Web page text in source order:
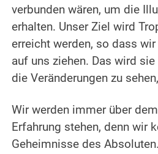
verbunden wären, um die
erhalten. Unser Ziel wird
erreicht werden, so dass
auf uns ziehen. Das wird
die Veränderungen zu
Wir werden immer über
Erfahrung stehen, denn wir
Geheimnisse des